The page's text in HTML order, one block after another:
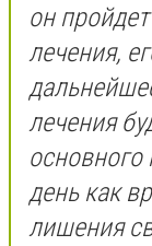
он
лечения,
лечения
основного
день как
лишения